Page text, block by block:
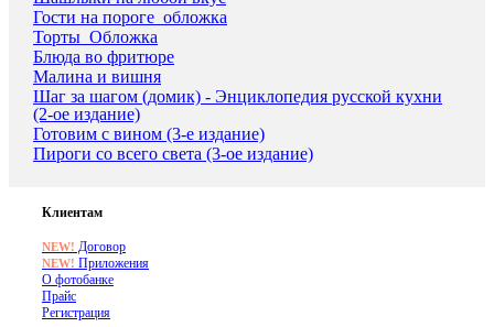
Гости на пороге_обложка
Торты_Обложка
Блюда во фритюре
Малина и вишня
Шаг за шагом (домик) - Энциклопедия русской кухни
(2-ое издание)
Готовим с вином (3-е издание)
Пироги со всего света (3-ое издание)
Клиентам
NEW! Договор
NEW! Приложения
О фотобанке
Прайс
Регистрация